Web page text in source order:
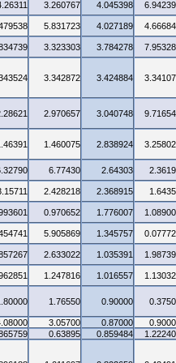
3.260767 4.045398
5.831723 4.027189
3.323303 3.784278
3.342872 3.424884
2.970657 3.040748
1.460075 2.838924
6.77430 2.64303
2.428218 2.368915
0.970652 1.776007
5.905869 1.345757
2.633022 1.035391
1.247816 1.016557
1.76550 0.90000
3.05700 0.87000
0.63895 0.859484